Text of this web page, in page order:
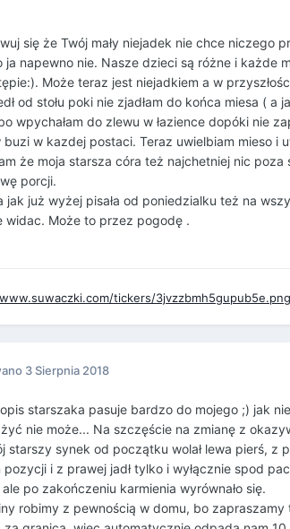
się że Twój mały niejadek nie chce niczego
ja napewno nie. Nasze dzieci są różne i
Może teraz jest niejadkiem a w
od stołu poki nie zjadłam do końca miesa (
wpychałam do zlewu w łazience dopóki nie
buzi w kazdej postaci. Teraz uwielbiam mieso i
że moja starsza córa też najchetniej nic poza
porcji.
jak już wyżej pisała od poniedzialku też na
widac. Może to przez pogodę .
3 Sierpnia 2018
starszaka pasuje bardzo do mojego ;) jak
nie może... Na szczęście na zmianę z
starszy synek od początku wolał lewa pierś, z
pozycji i z prawej jadł tylko i wyłącznie spod
po zakończeniu karmienia wyrównało się.
robimy z pewnością w domu, bo